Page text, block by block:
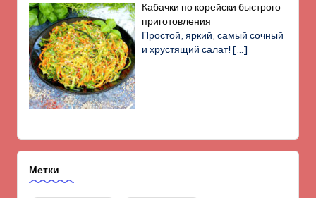
Кабачки по корейски быстрого
приготовления
Простой, яркий, самый сочный
и хрустящий салат![…]
Метки